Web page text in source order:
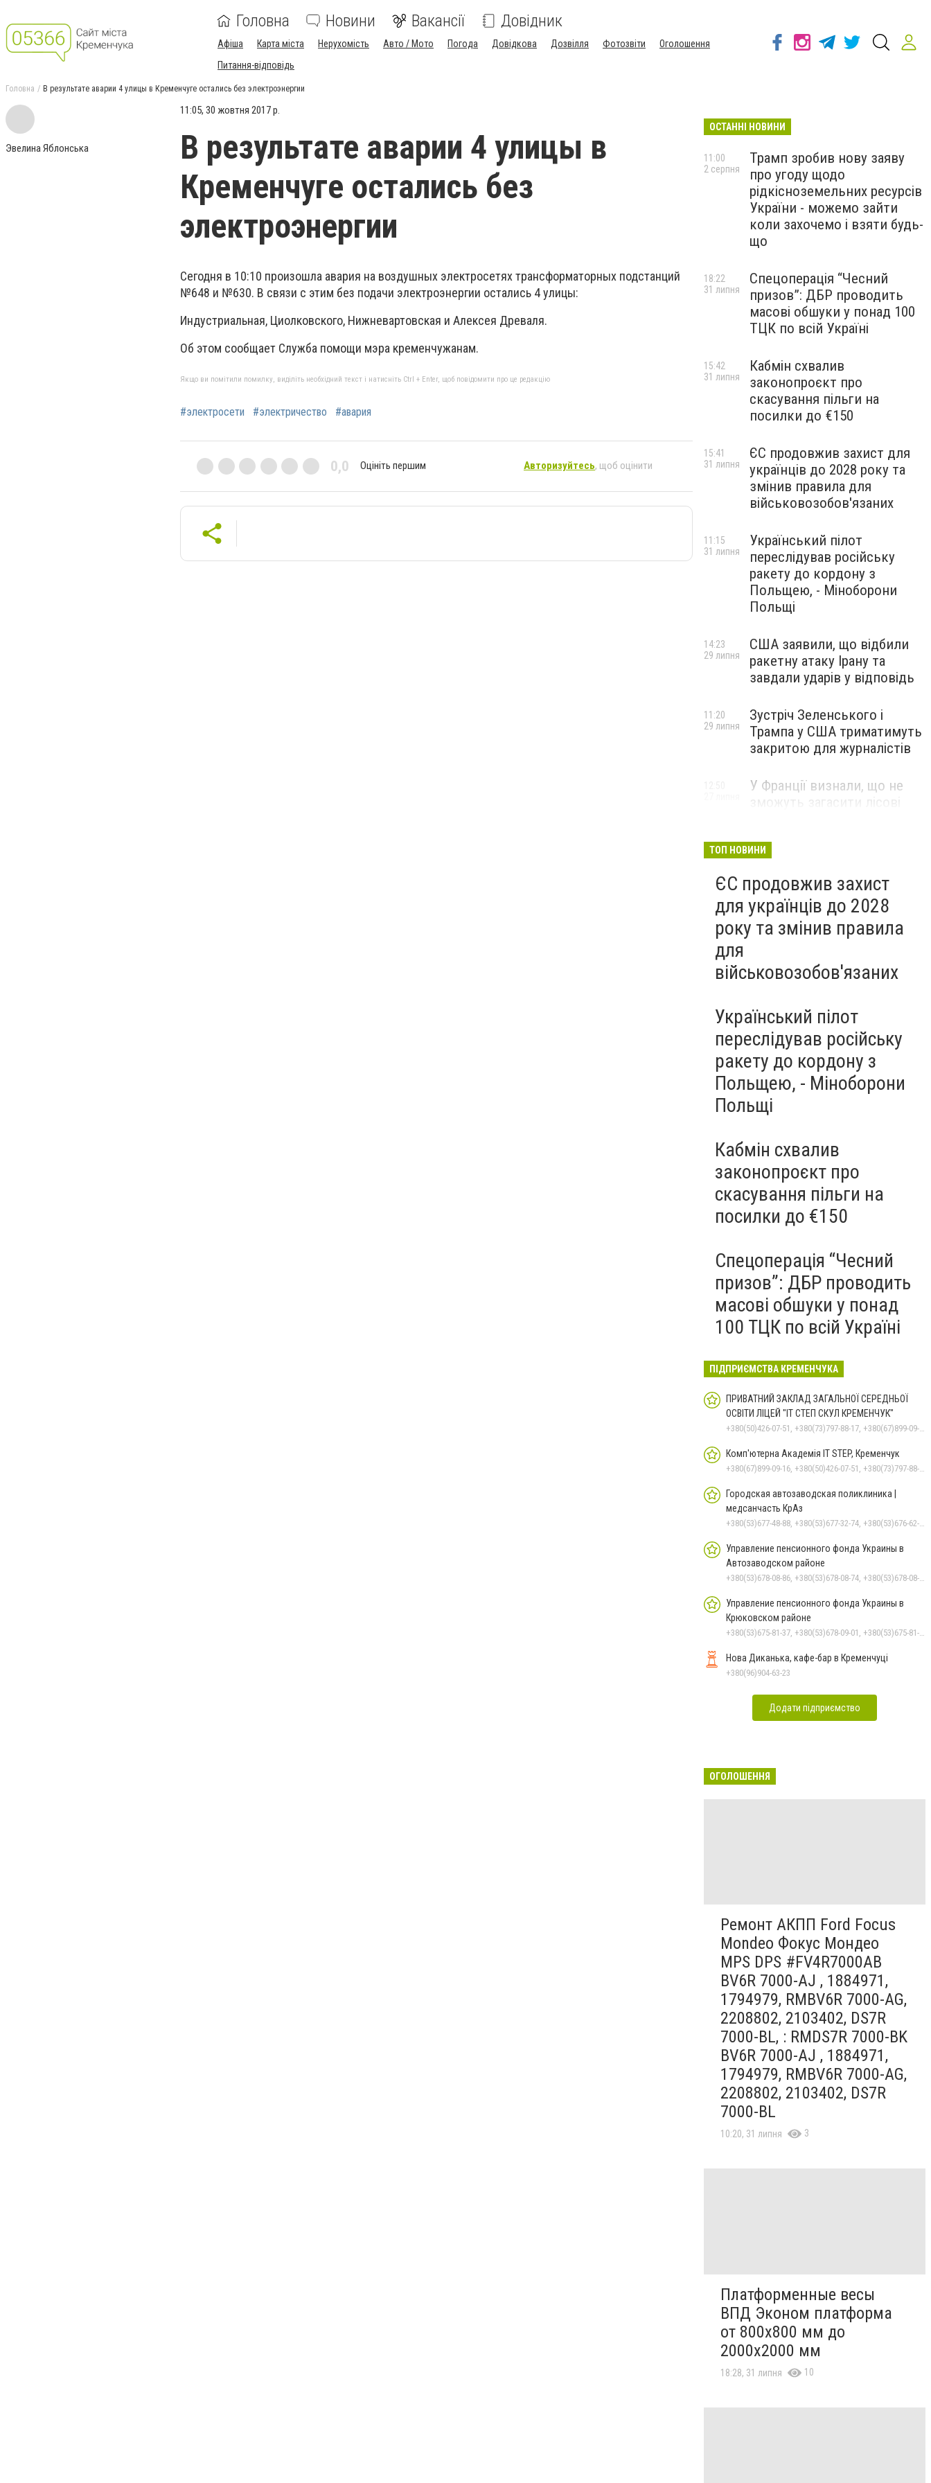
Головна Новини Вакансії Довідник
Афіша Карта міста Нерухомість Авто / Мото Погода Довідкова Дозвілля Фотозвіти
Оголошення
Питання-відповідь
Головна В результате аварии 4 улицы в Кременчуге остались без электроэнергии
Эвелина Яблонська
11:05, 30 жовтня 2017 р.
В результате аварии 4 улицы в
Кременчуге остались без
электроэнергии
Сегодня в 10:10 произошла авария на воздушных электросетях трансформаторных подстанций
№648 и №630. В связи с этим без подачи электроэнергии остались 4 улицы:
Индустриальная, Циолковского, Нижневартовская и Алексея Древаля.
Об этом сообщает Служба помощи мэра кременчужанам.
Якщо ви помітили помилку, виділіть необхідний текст і натисніть Ctrl + Enter, щоб повідомити про це редакцію
#электросети #электричество #авария
0,0 Оцініть першим Авторизуйтесь, щоб оцінити
ОСТАННІ НОВИНИ
Трамп зробив нову заяву
про угоду щодо
рідкісноземельних ресурсів
України - можемо зайти
коли захочемо і взяти будь-
що
11:00
2 серпня
Спецоперація “Чесний
призов”: ДБР проводить
масові обшуки у понад 100
ТЦК по всій Україні
18:22
31 липня
Кабмін схвалив
законопроєкт про
скасування пільги на
посилки до €150
15:42
31 липня
ЄС продовжив захист для
українців до 2028 року та
змінив правила для
військовозобов'язаних
15:41
31 липня
Український пілот
переслідував російську
ракету до кордону з
Польщею, - Міноборони
Польщі
11:15
31 липня
США заявили, що відбили
ракетну атаку Ірану та
завдали ударів у відповідь
14:23
29 липня
Зустріч Зеленського і
Трампа у США триматимуть
закритою для журналістів
11:20
29 липня
У Франції визнали, що не
ТОП НОВИНИ
ЄС продовжив захист
для українців до 2028
року та змінив правила
для
військовозобов'язаних
Український пілот
переслідував російську
ракету до кордону з
Польщею, - Міноборони
Польщі
Кабмін схвалив
законопроєкт про
скасування пільги на
посилки до €150
Спецоперація “Чесний
призов”: ДБР проводить
масові обшуки у понад
100 ТЦК по всій Україні
ПІДПРИЄМСТВА КРЕМЕНЧУКА
ПРИВАТНИЙ ЗАКЛАД ЗАГАЛЬНОЇ СЕРЕДНЬОЇ
ОСВІТИ ЛІЦЕЙ "ІТ СТЕП СКУЛ КРЕМЕНЧУК"
+380(50)426-07-51, +380(73)797-88-17, +380(67)899-09-16
Комп'ютерна Академія IT STEP, Кременчук
+380(67)899-09-16, +380(50)426-07-51, +380(73)797-88-17
Городская автозаводская поликлиника |
медсанчасть КрАз
+380(53)677-48-88, +380(53)677-32-74, +380(53)676-62-99, +380536766187
Управление пенсионного фонда Украины в
Автозаводском районе
+380(53)678-08-86, +380(53)678-08-74, +380(53)678-08-83, +380(53)678-08-41, +380(53)678-09-05
Управление пенсионного фонда Украины в
Крюковском районе
+380(53)675-81-37, +380(53)678-09-01, +380(53)675-81-32, +380(53)675-81-40, +380(53)675-81-33, +380(53)675-81-38, +380(53)675-81-31, +380(53)678-08-87
Нова Диканька, кафе-бар в Кременчуці
+380(96)904-63-23
Додати підприємство
ОГОЛОШЕННЯ
Ремонт АКПП Ford Focus
Mondeo Фокус Мондео
MPS DPS #FV4R7000AB
BV6R 7000-AJ , 1884971,
1794979, RMBV6R 7000-AG,
2208802, 2103402, DS7R
7000-BL, : RMDS7R 7000-BK
BV6R 7000-AJ , 1884971,
1794979, RMBV6R 7000-AG,
2208802, 2103402, DS7R
7000-BL
10:20, 31 липня 3
Платформенные весы
ВПД Эконом платформа
от 800х800 мм до
2000х2000 мм
18:28, 31 липня 10